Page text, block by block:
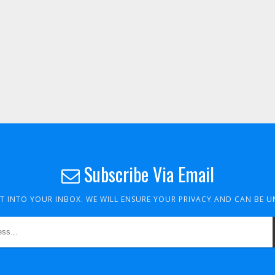
Subscribe Via Email
INTO YOUR INBOX. WE WILL ENSURE YOUR PRIVACY AND CAN BE